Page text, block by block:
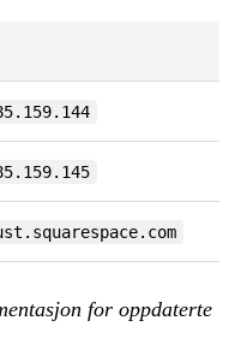
for oppdaterte